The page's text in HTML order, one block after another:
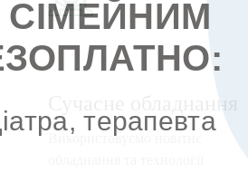
Сучасне обладнання
Використовуємо новітнє
терапевта